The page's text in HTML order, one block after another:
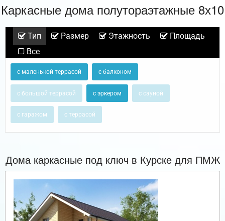
Каркасные дома полутораэтажные 8х10
Тип Размер Этажность
Площадь
Все
с маленькой террасой с балконом
с большой террасой с эркером с сауной
с гаражом с террасой
Дома каркасные под ключ в Курске для ПМЖ